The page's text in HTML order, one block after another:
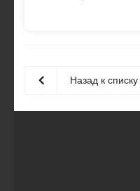
Назад к списку